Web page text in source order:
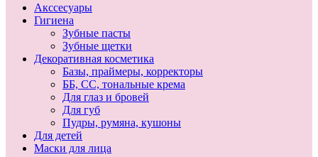
Акссесуары
Гигиена
Зубные пасты
Зубные щетки
Декоративная косметика
Базы, праймеры, корректоры
ББ, СС, тональные крема
Для глаз и бровей
Для губ
Пудры, румяна, кушоны
Для детей
Маски для лица